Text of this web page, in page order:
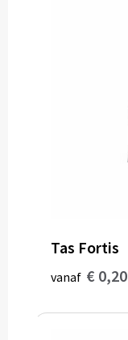
Tas Fortis
vanaf € 0,20